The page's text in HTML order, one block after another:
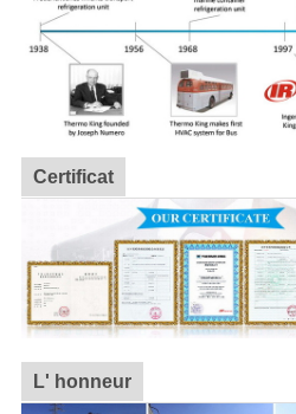
Certificat
L' honneur